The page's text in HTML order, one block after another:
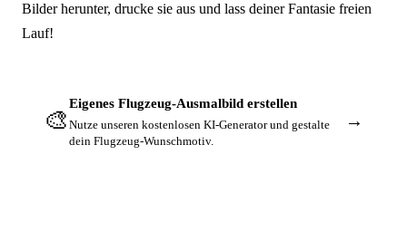
Bilder herunter, drucke sie aus und lass deiner Fantasie freien
Lauf!
🎨
Eigenes Flugzeug-Ausmalbild erstellen
Nutze unseren kostenlosen KI-Generator und gestalte
dein Flugzeug-Wunschmotiv.
→